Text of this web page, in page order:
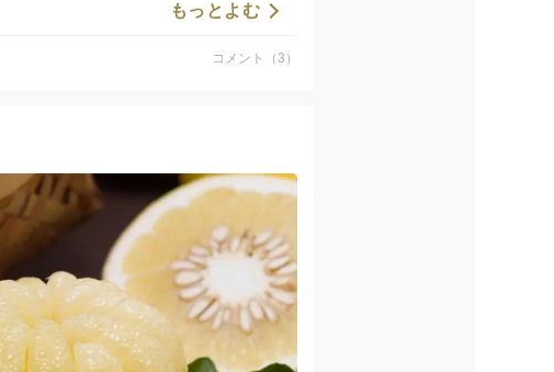
さまに、心より御礼申し上げます。
と房の食べごたえをしっかり楽しんで
」
す。
もっとよむ
コメント（3）